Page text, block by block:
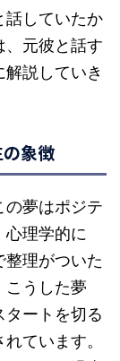
話していたか
、元彼と話す
説していき
象徴
の夢はポジテ
心理学的に
理がついた
こうした夢
ートを切る
ています。